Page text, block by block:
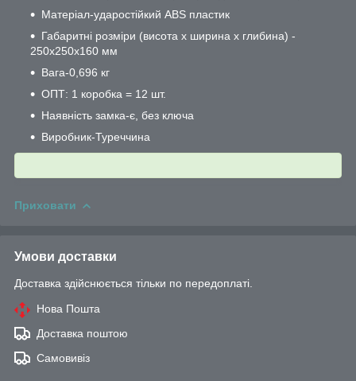
Матеріал-ударостійкий ABS пластик
Габаритні розміри (висота х ширина х глибина) -
250х250х160 мм
Вага-0,696 кг
ОПТ: 1 коробка = 12 шт.
Наявність замка-є, без ключа
Виробник-Туреччина
Приховати
Умови доставки
Доставка здійснюється тільки по передоплаті.
Нова Пошта
Доставка поштою
Самовивіз